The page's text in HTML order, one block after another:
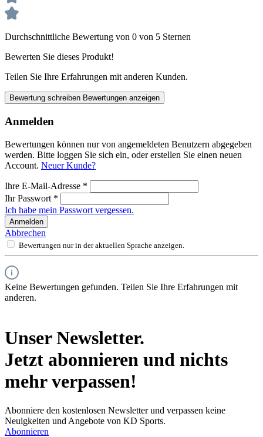
Durchschnittliche Bewertung von 0 von 5 Sternen
Bewerten Sie dieses Produkt!
Teilen Sie Ihre Erfahrungen mit anderen Kunden.
Bewertung schreiben Bewertungen anzeigen
Anmelden
Bewertungen können nur von angemeldeten Benutzern abgegeben
werden. Bitte loggen Sie sich ein, oder erstellen Sie einen neuen
Account. Neuer Kunde?
Ihre E-Mail-Adresse *
Ihr Passwort *
Ich habe mein Passwort vergessen.
Anmelden
Abbrechen
Bewertungen nur in der aktuellen Sprache anzeigen.
Keine Bewertungen gefunden. Teilen Sie Ihre Erfahrungen mit
anderen.
Unser Newsletter.
Jetzt abonnieren und nichts
mehr verpassen!
Abonniere den kostenlosen Newsletter und verpassen keine
Neuigkeiten und Angebote von KD Sports.
Abonnieren